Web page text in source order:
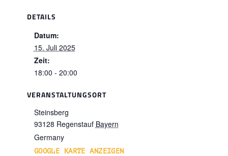
DETAILS
Datum:
15. Juli 2025
Zeit:
18:00 - 20:00
VERANSTALTUNGSORT
Steinsberg
93128 Regenstauf Bayern
Germany
GOOGLE KARTE ANZEIGEN